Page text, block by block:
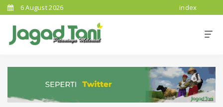
6 August 2026 index